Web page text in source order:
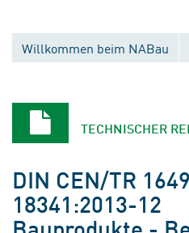
Willkommen beim NABau
TECHNISCHER
DIN CEN/TR
18341:2013-12